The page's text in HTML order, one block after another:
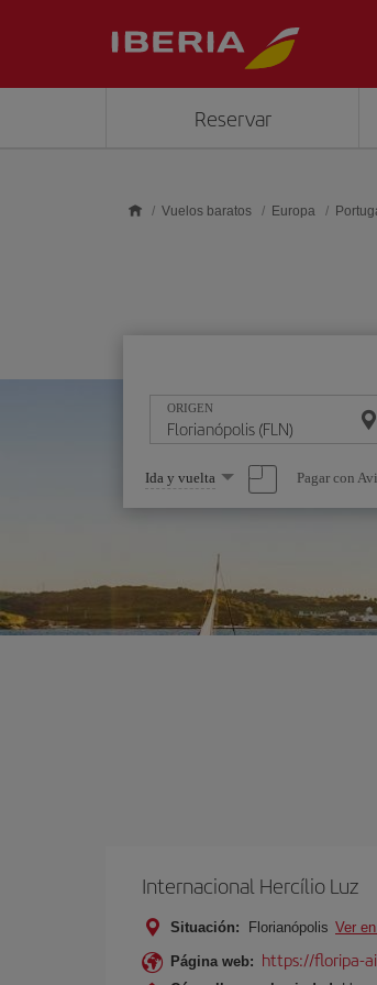
Reservar
Vuelos baratos Europa
ORIGEN
Seleccione
una
opción
Ida y vuelta Pagar con
Internacional Hercílio Luz
Situación: Florianópolis Ver
Página web: https://floripa-